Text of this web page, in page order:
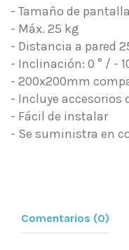
- Tamaño de
- Máx. 25 kg
- Distancia a pared
- Inclinación: 0 ° / -
- 200x200mm
- Incluye accesorios
- Fácil de instalar
- Se suministra en
Comentarios (0)